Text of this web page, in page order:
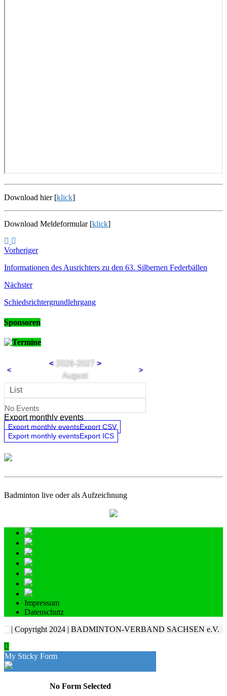
Download hier [klick]
Download Meldeformular [klick]
Vorheriger
Informationen des Ausrichters zu den 63. Silbernen Federbällen
Nächster
Schiedsrichtergrundlehrgang
Sponsoren
Termine
<
<2026-2027 >
August
>
List
No Events
Export monthly events
Export monthly eventsExport CSV
Export monthly eventsExport ICS
Badminton live oder als Aufzeichnung
Impressum
Datenschutz
| Copyright 2024 | BADMINTON-VERBAND SACHSEN e.V.
My Sticky Form
No Form Selected